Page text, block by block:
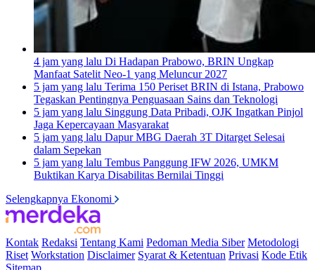
4 jam yang lalu Di Hadapan Prabowo, BRIN Ungkap
Manfaat Satelit Neo-1 yang Meluncur 2027
5 jam yang lalu Terima 150 Periset BRIN di Istana, Prabowo
Tegaskan Pentingnya Penguasaan Sains dan Teknologi
5 jam yang lalu Singgung Data Pribadi, OJK Ingatkan Pinjol
Jaga Kepercayaan Masyarakat
5 jam yang lalu Dapur MBG Daerah 3T Ditarget Selesai
dalam Sepekan
5 jam yang lalu Tembus Panggung IFW 2026, UMKM
Buktikan Karya Disabilitas Bernilai Tinggi
Selengkapnya Ekonomi
Kontak Redaksi Tentang Kami Pedoman Media Siber Metodologi
Riset Workstation Disclaimer Syarat & Ketentuan Privasi Kode Etik